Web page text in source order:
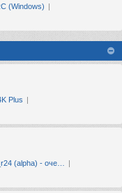
(Windows)
Plus
(alpha) - оче…